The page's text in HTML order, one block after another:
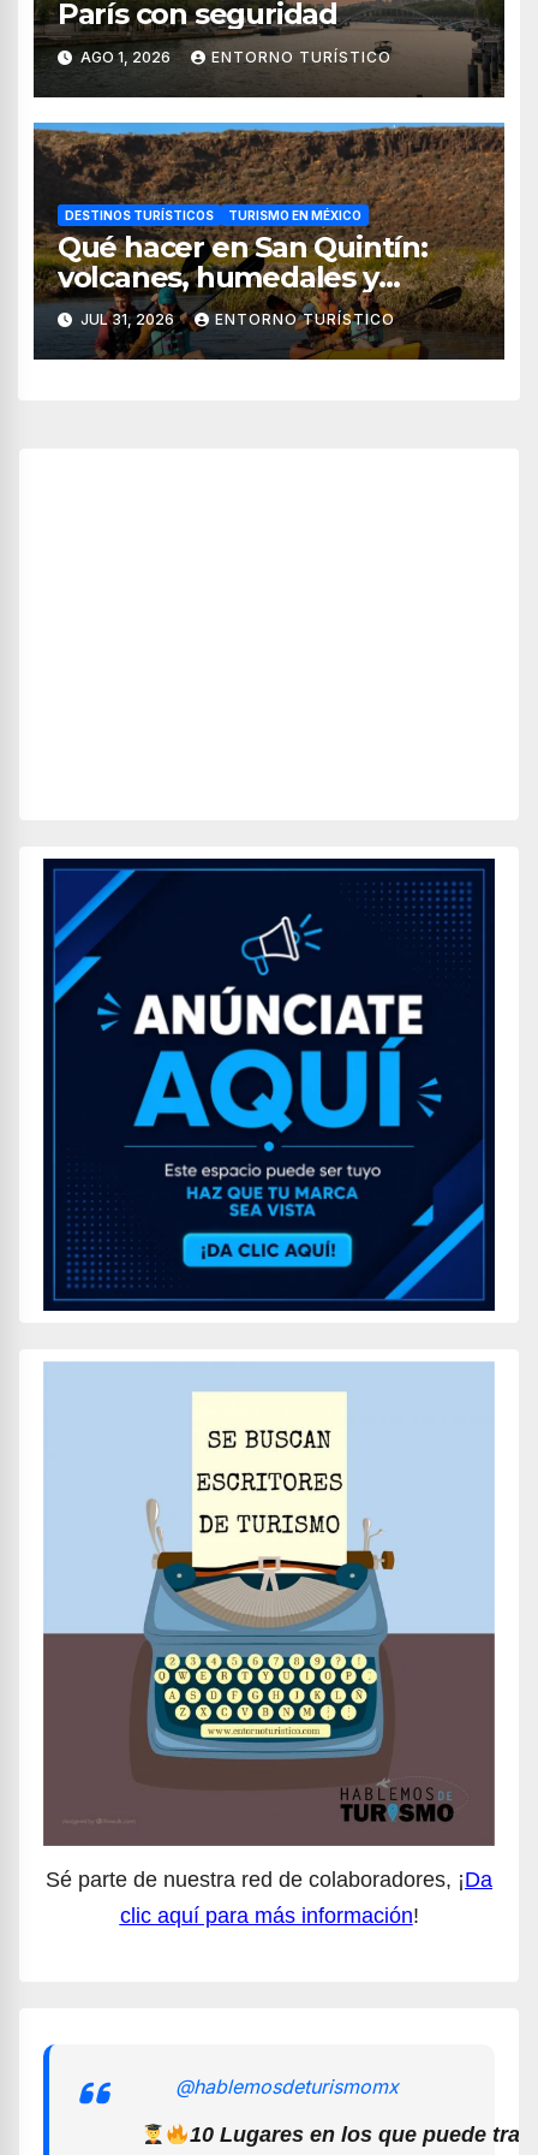
París con seguridad
AGO 1, 2026 ENTORNO TURÍSTICO
DESTINOS TURÍSTICOS TURISMO EN MÉXICO
Qué hacer en San Quintín:
volcanes, humedales y
sabores del mar
JUL 31, 2026 ENTORNO TURÍSTICO
Sé parte de nuestra red de colaboradores, ¡Da
clic aquí para más información!
@hablemosdeturismomx
10 Lugares en los que puede